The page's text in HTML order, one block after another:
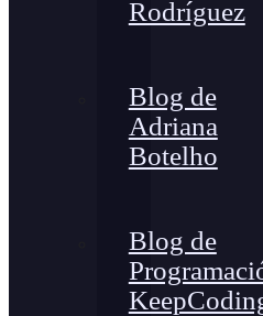
Rodríguez
Blog de
Adriana
Botelho
Blog de